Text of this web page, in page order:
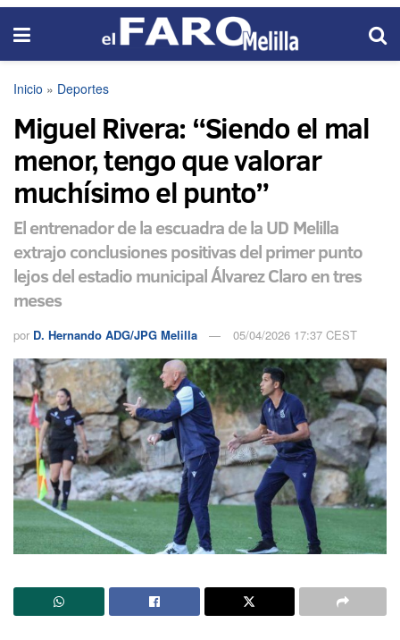
Inicio » Deportes
Miguel Rivera: “Siendo el mal
menor, tengo que valorar
muchísimo el punto”
El entrenador de la escuadra de la UD Melilla
extrajo conclusiones positivas del primer punto
lejos del estadio municipal Álvarez Claro en tres
meses
por D. Hernando ADG/JPG Melilla 05/04/2026 17:37 CEST